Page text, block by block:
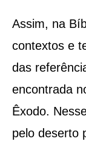
Assim, na
contextos e
das
encontrada
Êxodo.
pelo deserto